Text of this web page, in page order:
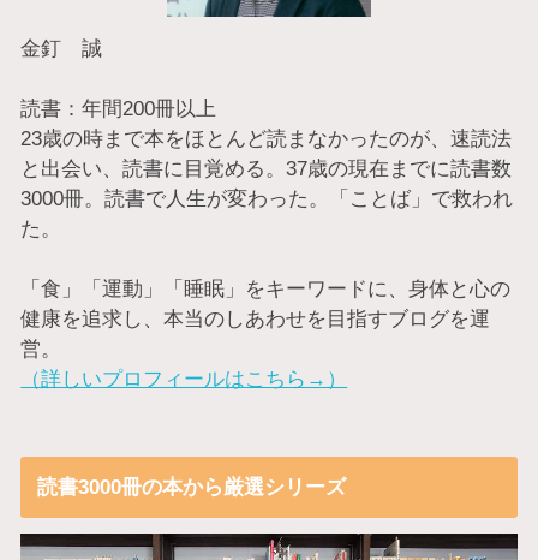
金釘 誠
読書：年間200冊以上
23歳の時まで本をほとんど読まなかったのが、速読法
と出会い、読書に目覚める。37歳の現在までに読書数
3000冊。読書で人生が変わった。「ことば」で救われ
た。
「食」「運動」「睡眠」をキーワードに、身体と心の
健康を追求し、本当のしあわせを目指すブログを運
営。
（詳しいプロフィールはこちら→）
読書3000冊の本から厳選シリーズ